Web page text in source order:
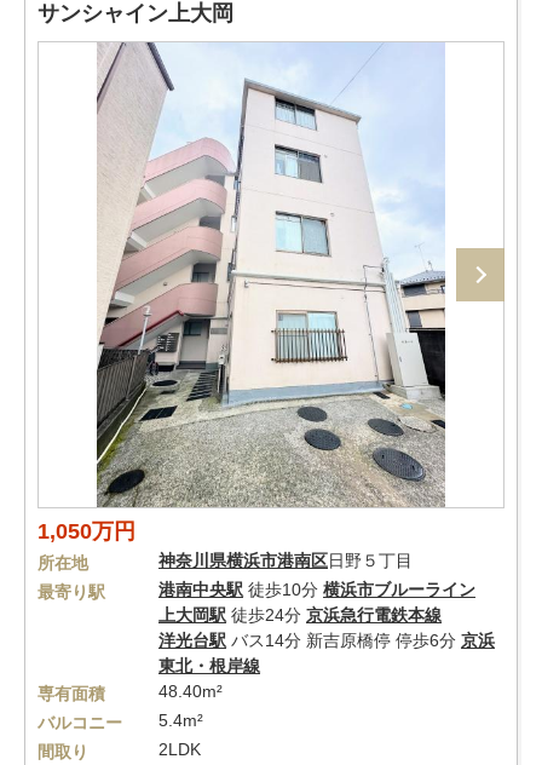
サンシャイン上大岡
1,050万円
所在地 神奈川県横浜市港南区日野５丁目
最寄り駅
港南中央駅 徒歩10分 横浜市ブルーライン
上大岡駅 徒歩24分 京浜急行電鉄本線
洋光台駅 バス14分 新吉原橋停 停歩6分 京浜
東北・根岸線
専有面積
48.40m²
バルコニー
5.4m²
間取り
2LDK